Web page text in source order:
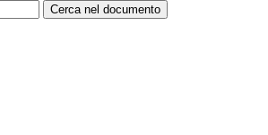
Cerca nel documento